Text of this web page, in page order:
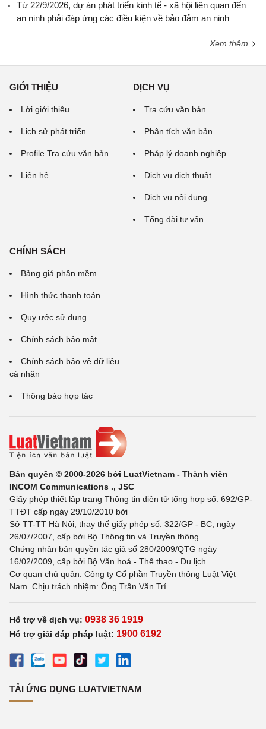
Từ 22/9/2026, dự án phát triển kinh tế - xã hội liên quan đến
an ninh phải đáp ứng các điều kiện về bảo đảm an ninh
Xem thêm
GIỚI THIỆU
Lời giới thiệu
Lịch sử phát triển
Profile Tra cứu văn bản
Liên hệ
DỊCH VỤ
Tra cứu văn bản
Phân tích văn bản
Pháp lý doanh nghiệp
Dịch vụ dịch thuật
Dịch vụ nội dung
Tổng đài tư vấn
CHÍNH SÁCH
Bảng giá phần mềm
Hình thức thanh toán
Quy ước sử dụng
Chính sách bảo mật
Chính sách bảo vệ dữ liệu
cá nhân
Thông báo hợp tác
Bản quyền © 2000-2026 bởi LuatVietnam - Thành viên
INCOM Communications ., JSC
Giấy phép thiết lập trang Thông tin điện tử tổng hợp số: 692/GP-
TTĐT cấp ngày 29/10/2010 bởi
Sở TT-TT Hà Nội, thay thế giấy phép số: 322/GP - BC, ngày
26/07/2007, cấp bởi Bộ Thông tin và Truyền thông
Chứng nhận bản quyền tác giả số 280/2009/QTG ngày
16/02/2009, cấp bởi Bộ Văn hoá - Thể thao - Du lịch
Cơ quan chủ quản: Công ty Cổ phần Truyền thông Luật Việt
Nam. Chịu trách nhiệm: Ông Trần Văn Trí
Hỗ trợ về dịch vụ: 0938 36 1919
Hỗ trợ giải đáp pháp luật: 1900 6192
TẢI ỨNG DỤNG LUATVIETNAM